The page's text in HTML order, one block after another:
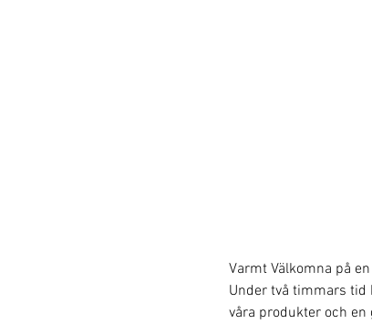
Varmt Välkomna på
Under två timmars tid
våra produkter och